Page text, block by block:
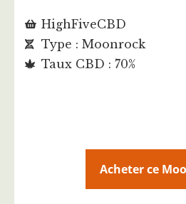
HighFiveCBD
Type : Moonrock
Taux CBD : 70%
Acheter ce